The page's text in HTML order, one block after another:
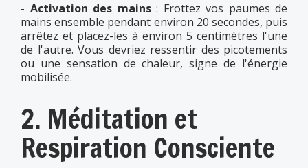
- Activation des mains: Frottez vos paumes de
mains ensemble pendant environ 20 secondes, puis
arrêtez et placez-les à environ 5 centimètres l'une
de l'autre. Vous devriez ressentir des picotements
ou une sensation de chaleur, signe de l'énergie
mobilisée.
2. Méditation et
Respiration Consciente